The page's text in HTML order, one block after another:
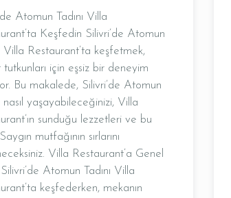
Atomun Tadını Villa
Keşfedin Silivri’de Atomun
Villa Restaurant’ta keşfetmek,
tutkunları için eşsiz bir deneyim
Bu makalede, Silivri’de Atomun
nasıl yaşayabileceğinizi, Villa
sunduğu lezzetleri ve bu
mutfağının sırlarını
Villa Restaurant’a Genel
Silivri’de Atomun Tadını Villa
keşfederken, mekanın